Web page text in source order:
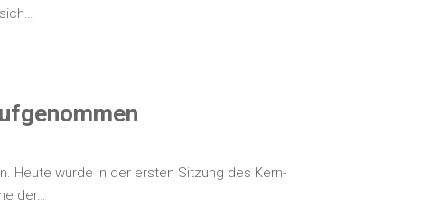
Heu­te wur­de in der ers­ten Sit­zung des Kern­
der…